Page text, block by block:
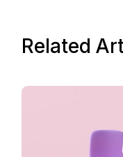
Related